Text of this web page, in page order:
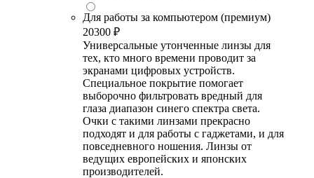
Для работы за компьютером (премиум)
20300 ₽
Универсальные утонченные линзы для
тех, кто много времени проводит за
экранами цифровых устройств.
Специальное покрытие помогает
выборочно фильтровать вредный для
глаза диапазон синего спектра света.
Очки с такими линзами прекрасно
подходят и для работы с гаджетами, и для
повседневного ношения. Линзы от
ведущих европейских и японских
производителей.